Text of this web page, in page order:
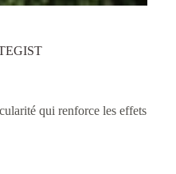
qui renforce les effets